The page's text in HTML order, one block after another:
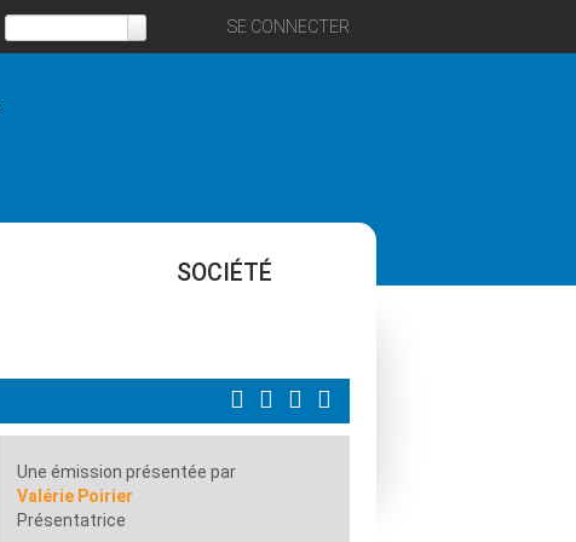
SE CONNECTER
SOCIÉTÉ
Une émission présentée par
Valérie Poirier
Présentatrice